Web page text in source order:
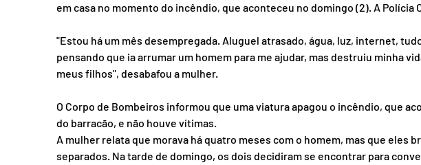
em casa no momento do incêndio, que aconteceu no domingo (2). A Polícia
"Estou há um mês desempregada. Aluguel atrasado, água, luz, internet,
pensando que ia arrumar um homem para me ajudar, mas destruiu minha
meus filhos", desabafou a mulher.
O Corpo de Bombeiros informou que uma viatura apagou o incêndio, que
do barracão, e não houve vítimas.
A mulher relata que morava há quatro meses com o homem, mas que eles
separados. Na tarde de domingo, os dois decidiram se encontrar para